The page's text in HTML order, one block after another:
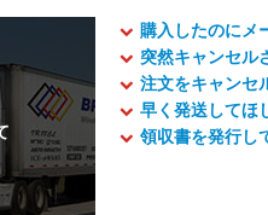
購入したのにメ
突然キャンセル
注文をキャンセ
早く発送してほ
領収書を発行し